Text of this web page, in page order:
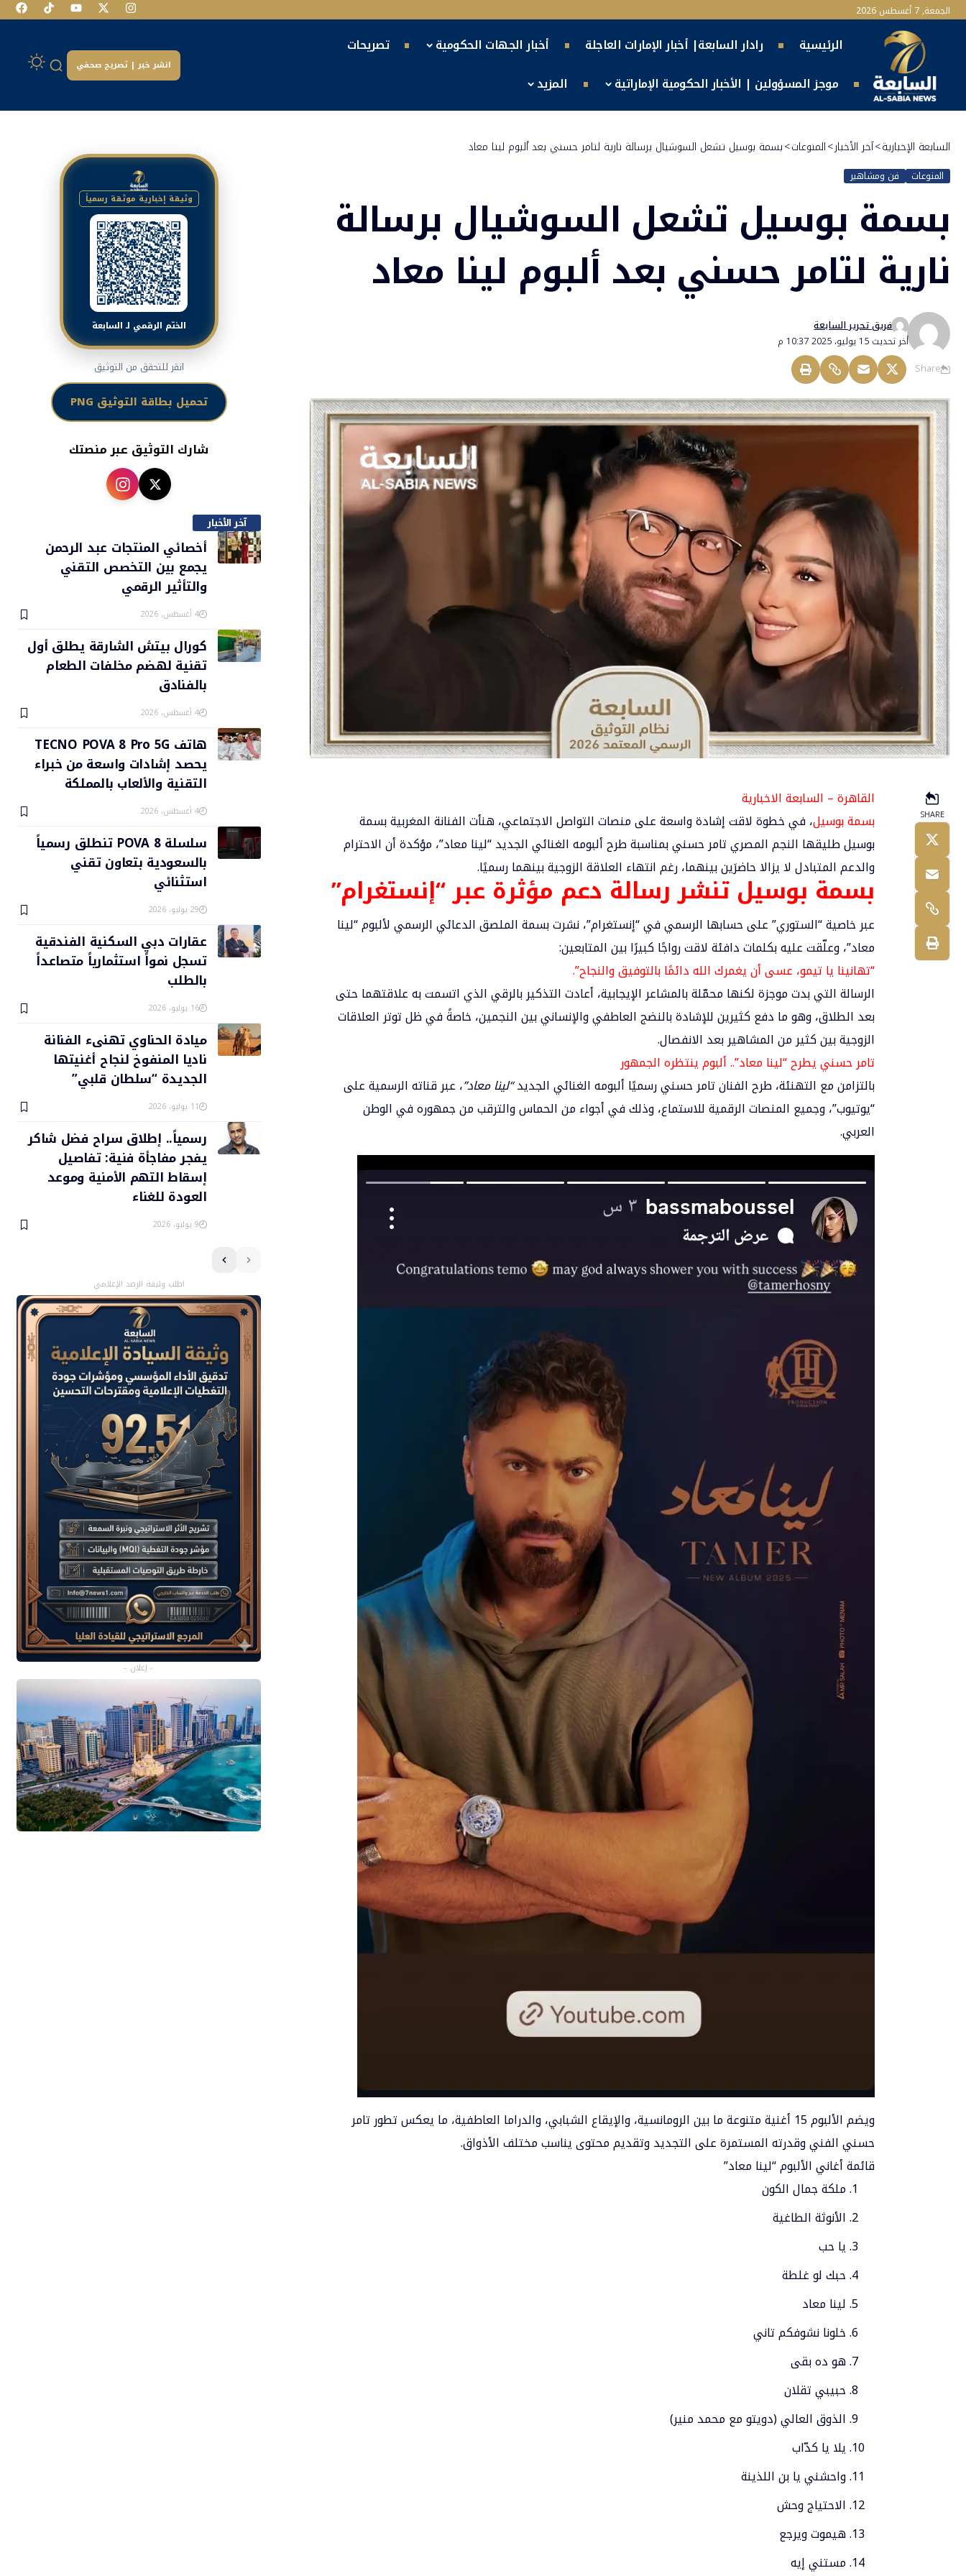
الجمعة, 7 أغسطس 2026
الرئيسية رادار السابعة| أخبار الإمارات العاجلة أخبار الجهات الحكومية
تصريحات
موجز المسؤولين | الأخبار الحكومية الإماراتية
المزيد
انشر خبر | تصريح صحفي
السابعة الإخبارية>آخر الأخبار>المنوعات>بسمة بوسيل تشعل السوشيال برسالة نارية لتامر حسني بعد ألبوم لينا معاد
المنوعات فن ومشاهير
بسمة بوسيل تشعل السوشيال برسالة
نارية لتامر حسني بعد ألبوم لينا معاد
أخر تحديث 15 يوليو، 2025 10:37 م
فريق تحرير السابعة
Share
SHARE
القاهرة – السابعة الاخبارية
بسمة بوسيل، في خطوة لاقت إشادة واسعة على منصات التواصل الاجتماعي، هنأت الفنانة المغربيةبسمة
بوسيلطليقها النجم المصريتامر حسنيبمناسبة طرح ألبومه الغنائي الجديد “لينا معاد”، مؤكدة أن الاحترام
والدعم المتبادل لا يزالا حاضرَين بينهما، رغم انتهاء العلاقة الزوجية بينهما رسميًا.
بسمة بوسيل تنشر رسالة دعم مؤثرة عبر “إنستغرام”
عبر خاصية “الستوري” على حسابها الرسمي في “إنستغرام”، نشرت بسمة الملصق الدعائي الرسمي لألبوم “لينا
معاد”، وعلّقت عليه بكلمات دافئة لاقت رواجًا كبيرًا بين المتابعين:
“تهانينا يا تيمو، عسى أن يغمرك الله دائمًا بالتوفيق والنجاح”.
الرسالة التي بدت موجزة لكنها محمّلة بالمشاعر الإيجابية، أعادت التذكير بالرقي الذي اتسمت به علاقتهما حتى
بعد الطلاق، وهو ما دفع كثيرين للإشادة بالنضج العاطفي والإنساني بين النجمين، خاصةً في ظل توتر العلاقات
الزوجية بين كثير من المشاهير بعد الانفصال.
تامر حسني يطرح “لينا معاد”.. ألبوم ينتظره الجمهور
بالتزامن مع التهنئة، طرح الفنان تامر حسني رسميًا ألبومه الغنائي الجديد“لينا معاد”، عبر قناته الرسمية على
“يوتيوب”، وجميع المنصات الرقمية للاستماع، وذلك في أجواء من الحماس والترقب من جمهوره في الوطن
العربي.
ويضم الألبوم 15 أغنية متنوعة ما بين الرومانسية، والإيقاع الشبابي، والدراما العاطفية، ما يعكس تطور تامر
حسني الفني وقدرته المستمرة على التجديد وتقديم محتوى يناسب مختلف الأذواق.
قائمة أغاني الألبوم “لينا معاد”
ملكة جمال الكون
الأنوثة الطاغية
يا حب
حبك لو غلطة
لينا معاد
خلونا نشوفكم تاني
هو ده بقى
حبيبي تقلان
الذوق العالي (دويتو مع محمد منير)
يلا يا كدّاب
واحشني يا بن اللذينة
الاحتياج وحش
هيموت ويرجع
مستني إيه
وثيقة إخبارية موثقة رسمياً
الختم الرقمي لـ السابعة
انقر للتحقق من التوثيق
تحميل بطاقة التوثيق PNG
شارك التوثيق عبر منصتك
آخر الأخبار
أخصائي المنتجات عبد الرحمن
يجمع بين التخصص التقني
والتأثير الرقمي
4 أغسطس، 2026
كورال بيتش الشارقة يطلق أول
تقنية لهضم مخلفات الطعام
بالفنادق
4 أغسطس، 2026
هاتف TECNO POVA 8 Pro 5G
يحصد إشادات واسعة من خبراء
التقنية والألعاب بالمملكة
4 أغسطس، 2026
سلسلة POVA 8 تنطلق رسمياً
بالسعودية بتعاون تقني
استثنائي
29 يوليو، 2026
عقارات دبي السكنية الفندقية
تسجل نمواً استثمارياً متصاعداً
بالطلب
16 يوليو، 2026
ميادة الحناوي تهنىء الفنانة
ناديا المنفوخ لنجاح أغنيتها
الجديدة “سلطان قلبي”
11 يوليو، 2026
رسمياً.. إطلاق سراح فضل شاكر
يفجر مفاجأة فنية: تفاصيل
إسقاط التهم الأمنية وموعد
العودة للغناء
9 يوليو، 2026
اطلب وثيقة الرصد الإعلامي
- إعلان -